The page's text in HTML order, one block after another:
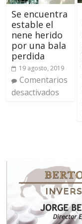
Se encuentra
estable el
nene herido
por una bala
perdida
19 agosto, 2019
Comentarios
desactivados